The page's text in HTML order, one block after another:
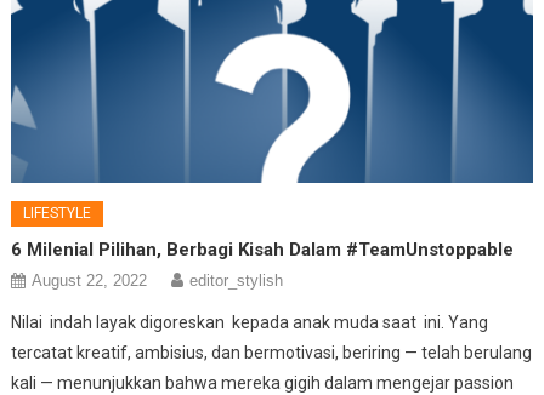
LIFESTYLE
6 Milenial Pilihan, Berbagi Kisah Dalam #TeamUnstoppable
August 22, 2022 editor_stylish
Nilai indah layak digoreskan kepada anak muda saat ini. Yang
tercatat kreatif, ambisius, dan bermotivasi, beriring — telah berulang
kali — menunjukkan bahwa mereka gigih dalam mengejar passion